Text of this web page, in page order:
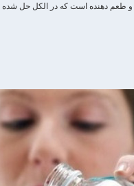
و طعم دهنده است که در الکل حل